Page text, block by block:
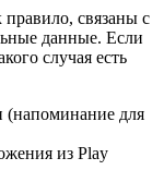
связаны с
данные. Если
случая есть
(напоминание для
из Play